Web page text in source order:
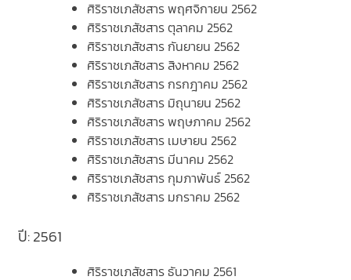
ศิริราชเภสัชสาร พฤศจิกายน 2562
ศิริราชเภสัชสาร ตุลาคม 2562
ศิริราชเภสัชสาร กันยายน 2562
ศิริราชเภสัชสาร สิงหาคม 2562
ศิริราชเภสัชสาร กรกฎาคม 2562
ศิริราชเภสัชสาร มิถุนายน 2562
ศิริราชเภสัชสาร พฤษภาคม 2562
ศิริราชเภสัชสาร เมษายน 2562
ศิริราชเภสัชสาร มีนาคม 2562
ศิริราชเภสัชสาร กุมภาพันธ์ 2562
ศิริราชเภสัชสาร มกราคม 2562
ปี: 2561
ศิริราชเภสัชสาร ธันวาคม 2561